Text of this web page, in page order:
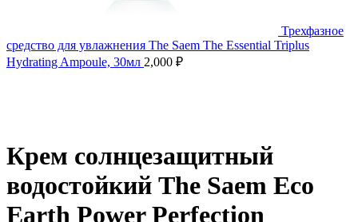
Трехфазное
средство для увлажнения The Saem The Essential Triplus
Hydrating Ampoule, 30мл 2,000 ₽
Крем солнцезащитный
водостойкий The Saem Eco
Earth Power Perfection